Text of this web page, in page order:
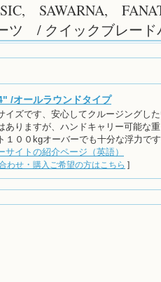
SIC, SAWARNA,
ツ / クイックブレード
/オールラウンドタイプ
イズです、安心してクルージングした
ありますが、ハンドキャリー可能な
１００kgオーバーでも十分な浮力で
サイトの紹介ページ（英語）
わせ ・ 購入ご希望の方はこちら ]